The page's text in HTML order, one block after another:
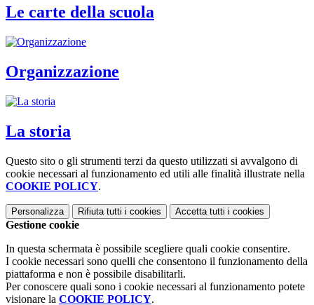
Le carte della scuola
Organizzazione
La storia
Questo sito o gli strumenti terzi da questo utilizzati si avvalgono di
cookie necessari al funzionamento ed utili alle finalità illustrate nella
COOKIE POLICY.
Personalizza Rifiuta tutti i cookies Accetta tutti i cookies
Gestione cookie
In questa schermata è possibile scegliere quali cookie consentire.
I cookie necessari sono quelli che consentono il funzionamento della
piattaforma e non è possibile disabilitarli.
Per conoscere quali sono i cookie necessari al funzionamento potete
visionare la COOKIE POLICY.